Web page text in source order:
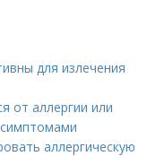
для излечения
от аллергии или
аллергическую